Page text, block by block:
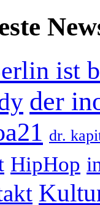
ist
der
dr.
HipHop